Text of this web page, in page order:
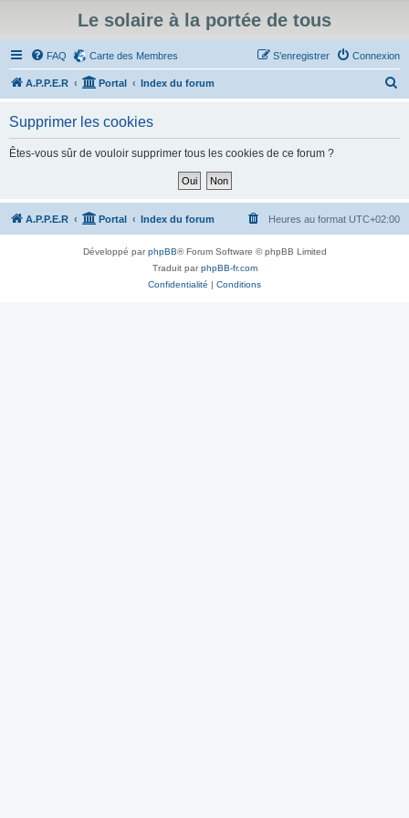
Le solaire à la portée de tous
FAQ Carte des Membres Connexion
S’enregistrer
A.P.P.E.R Portal Index du forum
h
Supprimer les cookies
Êtes-vous sûr de vouloir supprimer tous les cookies de ce forum ?
A.P.P.E.R Portal Index du forum Heures au format UTC+02:00
Développé parphpBB® Forum Software © phpBB Limited
Traduit parphpBB-fr.com
Confidentialité | Conditions